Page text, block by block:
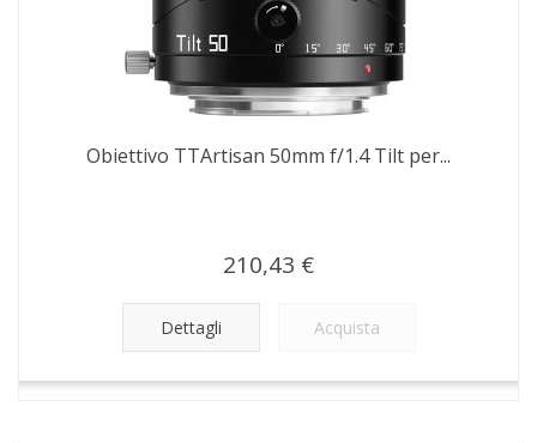
Obiettivo TTArtisan 50mm f/1.4 Tilt per...
210,43 €
Dettagli Acquista